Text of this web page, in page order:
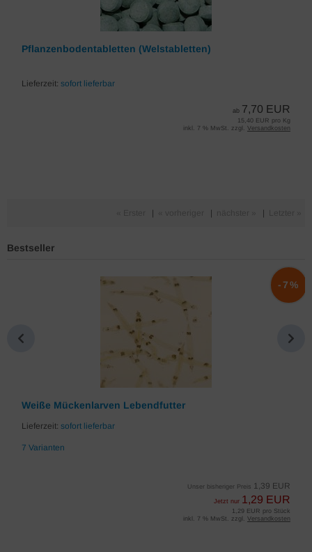
Pflanzenbodentabletten (Welstabletten)
Lieferzeit: sofort lieferbar
ab 7,70 EUR
15,40 EUR pro Kg
inkl. 7 % MwSt. zzgl. Versandkosten
Bestseller
Weiße Mückenlarven Lebendfutter
Lieferzeit: sofort lieferbar
7 Varianten
Unser bisheriger Preis 1,39 EUR
Jetzt nur 1,29 EUR
-7%
1,29 EUR pro Stück
inkl. 7 % MwSt. zzgl. Versandkosten